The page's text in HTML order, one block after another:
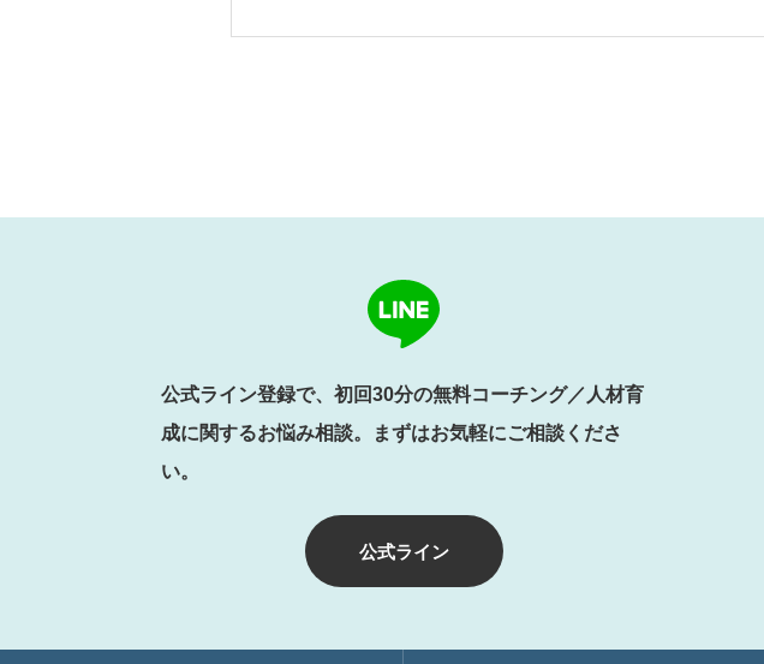
公式ライン
公式ライン登録で、初回30分の無料コーチング／人材育
成に関するお悩み相談。まずはお気軽にご相談くださ
い。